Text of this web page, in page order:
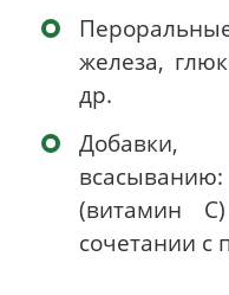
железа,
др.
(витамин
сочетании с